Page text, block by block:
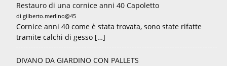
Restauro di una cornice anni 40 Capoletto
di gilberto.merlino@45
Cornice anni 40 come è stata trovata, sono state rifatte
tramite calchi di gesso […]
DIVANO DA GIARDINO CON PALLETS